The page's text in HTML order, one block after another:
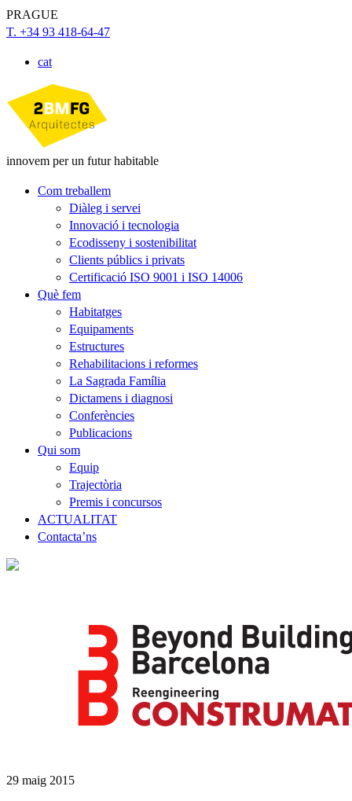
PRAGUE
T. +34 93 418-64-47
cat
innovem per un futur habitable
Com treballem
Diàleg i servei
Innovació i tecnologia
Ecodisseny i sostenibilitat
Clients públics i privats
Certificació ISO 9001 i ISO 14006
Què fem
Habitatges
Equipaments
Estructures
Rehabilitacions i reformes
La Sagrada Família
Dictamens i diagnosi
Conferències
Publicacions
Qui som
Equip
Trajectòria
Premis i concursos
ACTUALITAT
Contacta’ns
29 maig 2015